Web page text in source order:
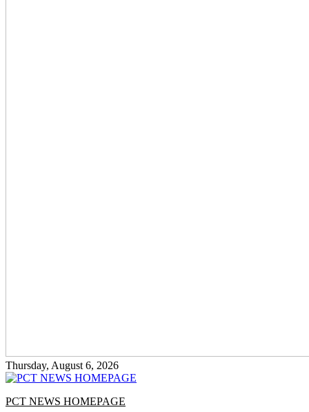
Thursday, August 6, 2026
PCT NEWS HOMEPAGE